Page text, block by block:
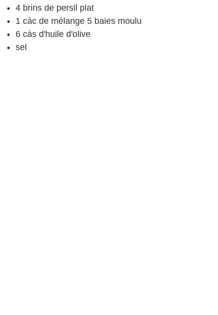
4 brins de persil plat
1 càc de mélange 5 baies moulu
6 càs d'huile d'olive
sel